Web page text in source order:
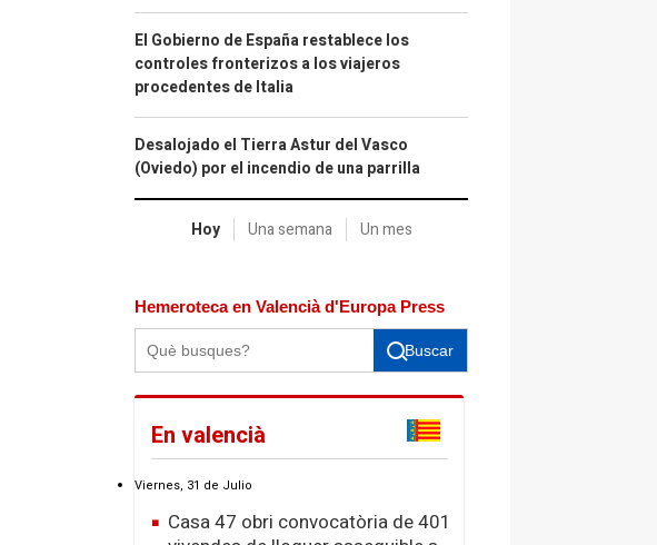
El Gobierno de España restablece los
controles fronterizos a los viajeros
procedentes de Italia
Desalojado el Tierra Astur del Vasco
(Oviedo) por el incendio de una parrilla
Hoy Una semana Un mes
Hemeroteca en Valencià d'Europa Press
Buscar
En valencià
Viernes, 31 de Julio
Casa 47 obri convocatòria de 401